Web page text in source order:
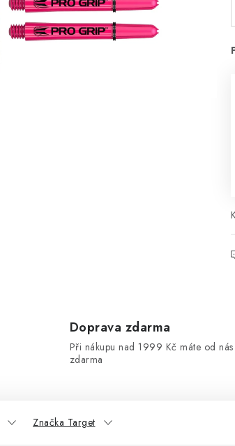
Doprava zdarma
Při nákupu nad 1999 Kč máte od
zdarma
Značka Target